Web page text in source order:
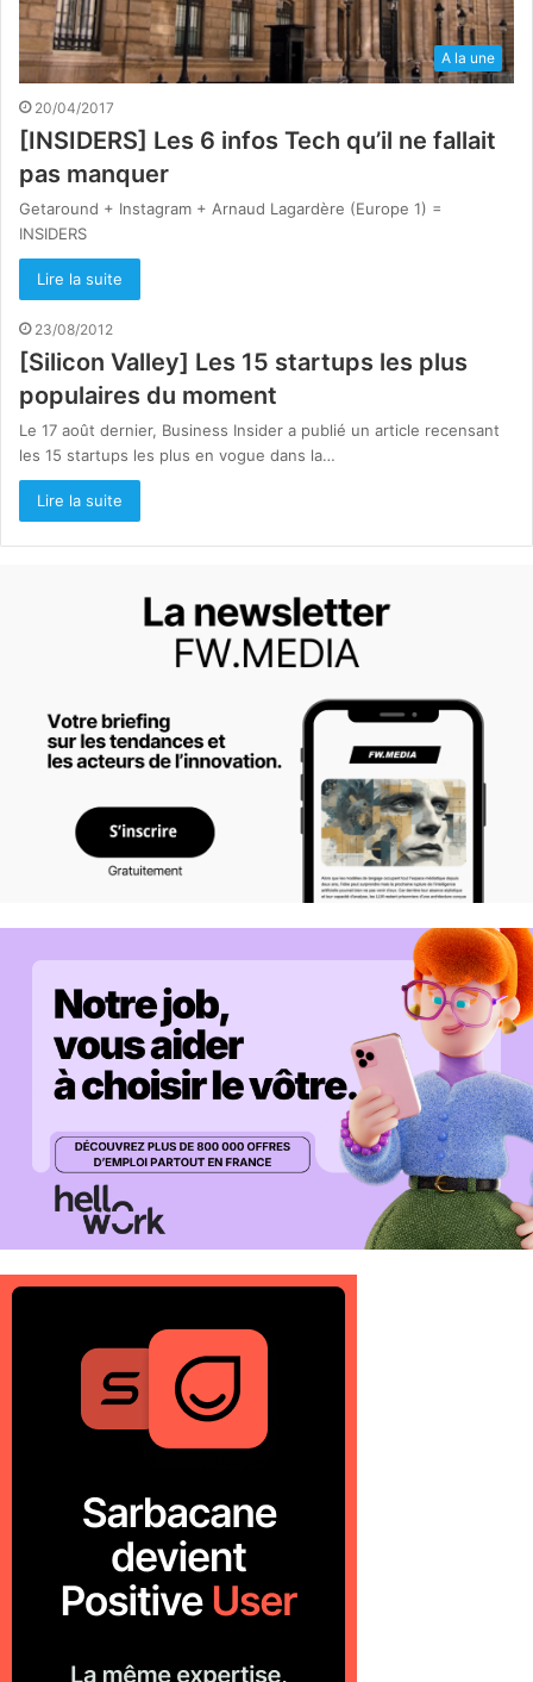
A la une
20/04/2017
[INSIDERS] Les 6 infos Tech qu’il ne fallait
pas manquer
Getaround + Instagram + Arnaud Lagardère (Europe 1) =
INSIDERS
Lire la suite
23/08/2012
[Silicon Valley] Les 15 startups les plus
populaires du moment
Le 17 août dernier, Business Insider a publié un article recensant
les 15 startups les plus en vogue dans la…
Lire la suite